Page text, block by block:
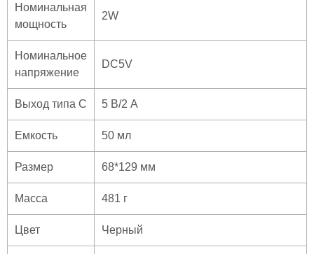
Номинальная
мощность
2W
Номинальное
напряжение
DC5V
Выход типа C 5 В/2 А
Емкость 50 мл
Размер 68*129 мм
Масса 481 г
Цвет Черный